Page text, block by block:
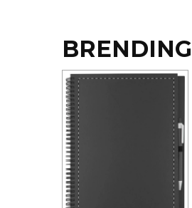
HYGIENIC KOLEKCIJA
OKOVRATNE ID TRAKICE
PRIBOR ZA PISANJE
NARUKVICE ZA ŽURKE I
DOGAĐAJE
ID PLOČICA
BRENDING